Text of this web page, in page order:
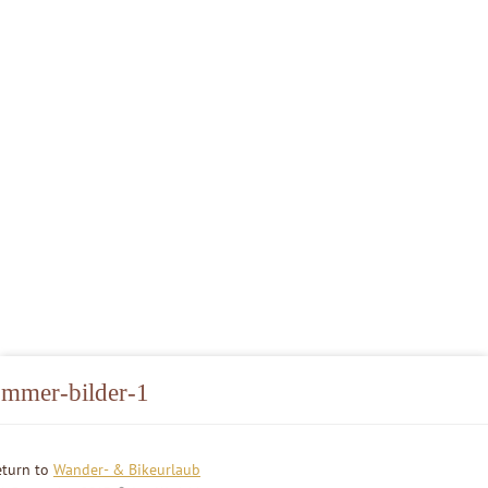
bilder-1
to Wander- & Bikeurlaub